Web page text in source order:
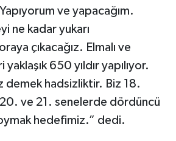
ve yapacağım.
ne kadar yukarı
çıkacağız. Elmalı ve
yaklaşık 650 yıldır yapılıyor.
demek hadsizliktir. Biz 18.
ve 21. senelerde dördüncü
hedefimiz.” dedi.